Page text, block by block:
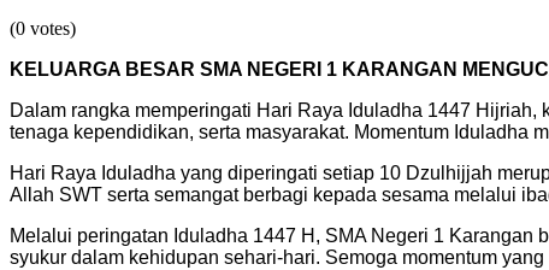
(0 votes)
KELUARGA BESAR SMA NEGERI 1 KARANGAN
Dalam rangka memperingati Hari Raya Iduladha 1447
tenaga kependidikan, serta masyarakat. Momentum Iduladha
Hari Raya Iduladha yang diperingati setiap 10 Dzulhijjah
Allah SWT serta semangat berbagi kepada sesama melalui
Melalui peringatan Iduladha 1447 H, SMA Negeri 1
syukur dalam kehidupan sehari-hari. Semoga momentum